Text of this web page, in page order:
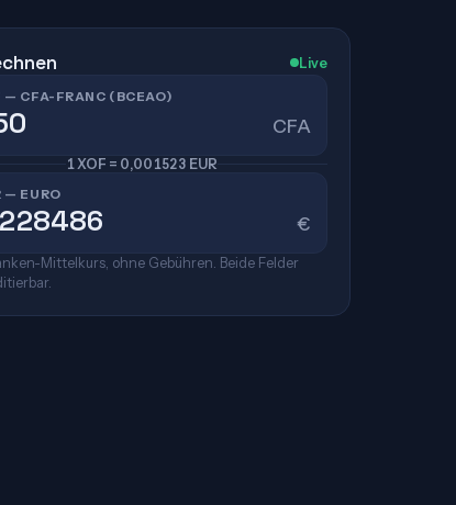
Live
— CFA-FRANC (BCEAO)
CFA
1 XOF = 0,001523 EUR
— EURO
€
Mittelkurs, ohne Gebühren. Beide Felder